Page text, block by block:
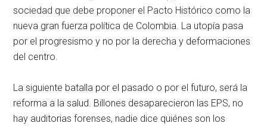
sociedad que debe proponer el Pacto Histórico como la
nueva gran fuerza política de Colombia. La utopía pasa
por el progresismo y no por la derecha y deformaciones
del centro.
La siguiente batalla por el pasado o por el futuro, será la
reforma a la salud. Billones desaparecieron las EPS, no
hay auditorias forenses, nadie dice quiénes son los